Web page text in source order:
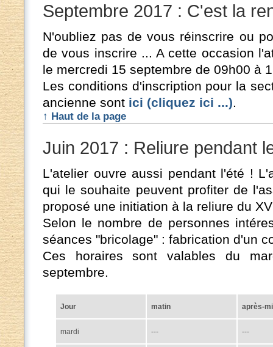
Septembre 2017 : C'est la
N'oubliez pas de vous réinscrire ou
de vous inscrire ... A cette occasion
le mercredi 15 septembre de 09h00 à
Les conditions d'inscription pour la
ancienne sont ici (cliquez ici ...).
↑ Haut de la page
Juin 2017 : Reliure pendant
L'atelier ouvre aussi pendant l'été !
qui le souhaite peuvent profiter de
proposé une initiation à la reliure du
Selon le nombre de personnes
séances "bricolage" : fabrication d'un
Ces horaires sont valables du
septembre.
Jour matin après-
mardi --- ---